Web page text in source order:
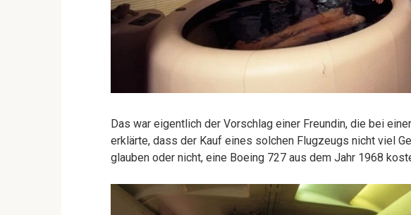
Das war eigentlich der Vorschlag einer Freundin, die bei
erklärte, dass der Kauf eines solchen Flugzeugs nicht viel
glauben oder nicht, eine Boeing 727 aus dem Jahr 1968